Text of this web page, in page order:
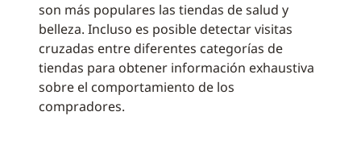
son más populares las tiendas de salud y
belleza. Incluso es posible detectar visitas
cruzadas entre diferentes categorías de
tiendas para obtener información exhaustiva
sobre el comportamiento de los
compradores.